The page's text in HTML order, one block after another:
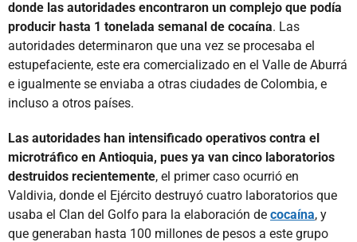
donde las autoridades encontraron un complejo que podía
producir hasta 1 tonelada semanal de cocaína. Las
autoridades determinaron que una vez se procesaba el
estupefaciente, este era comercializado en el Valle de Aburrá
e igualmente se enviaba a otras ciudades de Colombia, e
incluso a otros países.
Las autoridades han intensificado operativos contra el
microtráfico en Antioquia, pues ya van cinco laboratorios
destruidos recientemente, el primer caso ocurrió en
Valdivia, donde el Ejército destruyó cuatro laboratorios que
usaba el Clan del Golfo para la elaboración de cocaína, y
que generaban hasta 100 millones de pesos a este grupo